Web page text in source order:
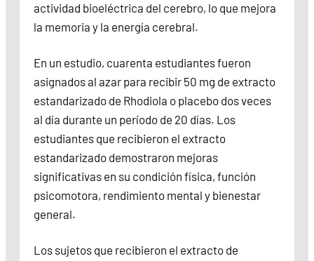
actividad bioeléctrica del cerebro, lo que mejora
la memoria y la energía cerebral.
En un estudio, cuarenta estudiantes fueron
asignados al azar para recibir 50 mg de extracto
estandarizado de Rhodiola o placebo dos veces
al día durante un período de 20 días. Los
estudiantes que recibieron el extracto
estandarizado demostraron mejoras
significativas en su condición física, función
psicomotora, rendimiento mental y bienestar
general.
Los sujetos que recibieron el extracto de